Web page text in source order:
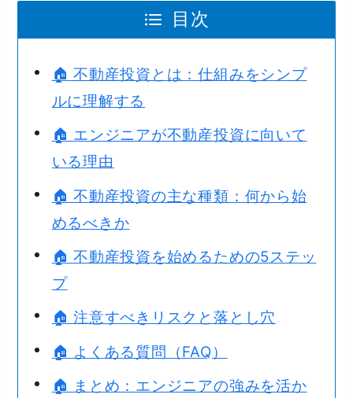
目次
🏠 不動産投資とは：仕組みをシンプ
ルに理解する
🏠 エンジニアが不動産投資に向いて
いる理由
🏠 不動産投資の主な種類：何から始
めるべきか
🏠 不動産投資を始めるための5ステッ
プ
🏠 注意すべきリスクと落とし穴
🏠 よくある質問（FAQ）
🏠 まとめ：エンジニアの強みを活か